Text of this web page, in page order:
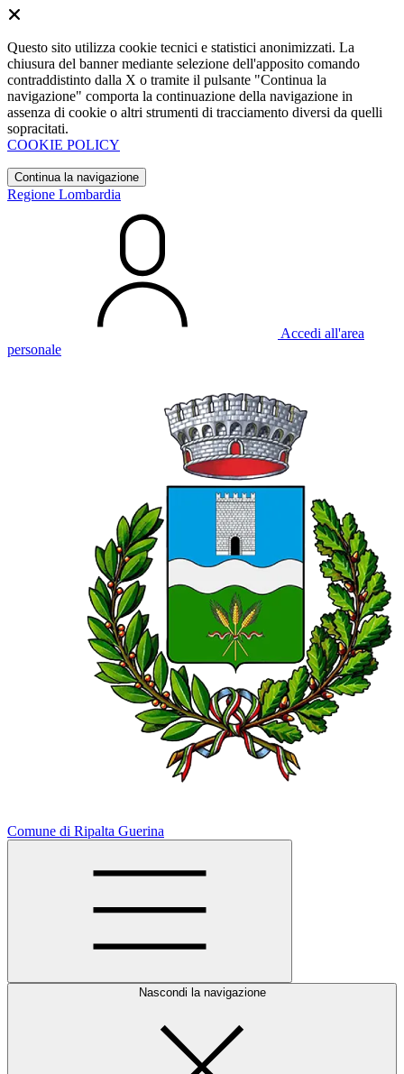
Questo sito utilizza cookie tecnici e statistici anonimizzati. La
chiusura del banner mediante selezione dell'apposito comando
contraddistinto dalla X o tramite il pulsante "Continua la
navigazione" comporta la continuazione della navigazione in
assenza di cookie o altri strumenti di tracciamento diversi da quelli
sopracitati.
COOKIE POLICY
Continua la navigazione
Regione Lombardia
Accedi all'area
personale
Comune di Ripalta Guerina
Nascondi la navigazione